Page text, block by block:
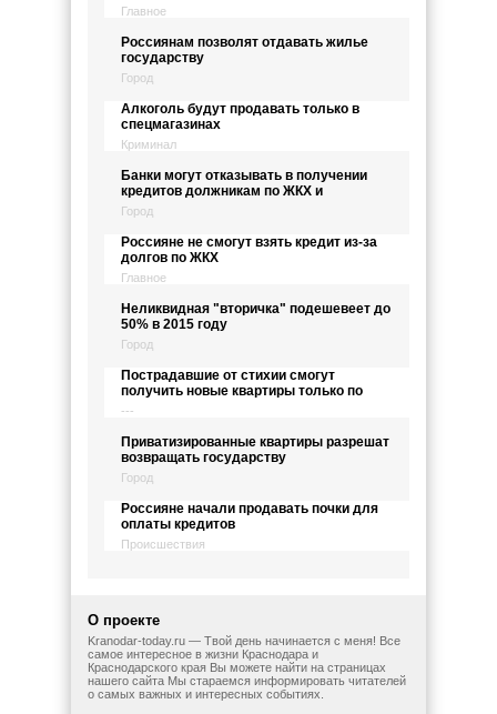
Главное
Россиянам позволят отдавать жилье
государству
Город
Алкоголь будут продавать только в
спецмагазинах
Криминал
Банки могут отказывать в получении
кредитов должникам по ЖКХ и
Город
Россияне не смогут взять кредит из-за
долгов по ЖКХ
Главное
Неликвидная "вторичка" подешевеет до
50% в 2015 году
Город
Пострадавшие от стихии смогут
получить новые квартиры только по
---
Приватизированные квартиры разрешат
возвращать государству
Город
Россияне начали продавать почки для
оплаты кредитов
Происшествия
О проекте
Kranodar-today.ru — Твой день начинается с меня! Все
самое интересное в жизни Краснодара и
Краснодарского края Вы можете найти на страницах
нашего сайта Мы стараемся информировать читателей
о самых важных и интересных событиях.